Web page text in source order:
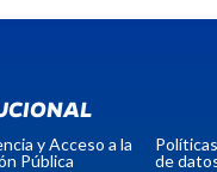
y Acceso a la
Pública
de